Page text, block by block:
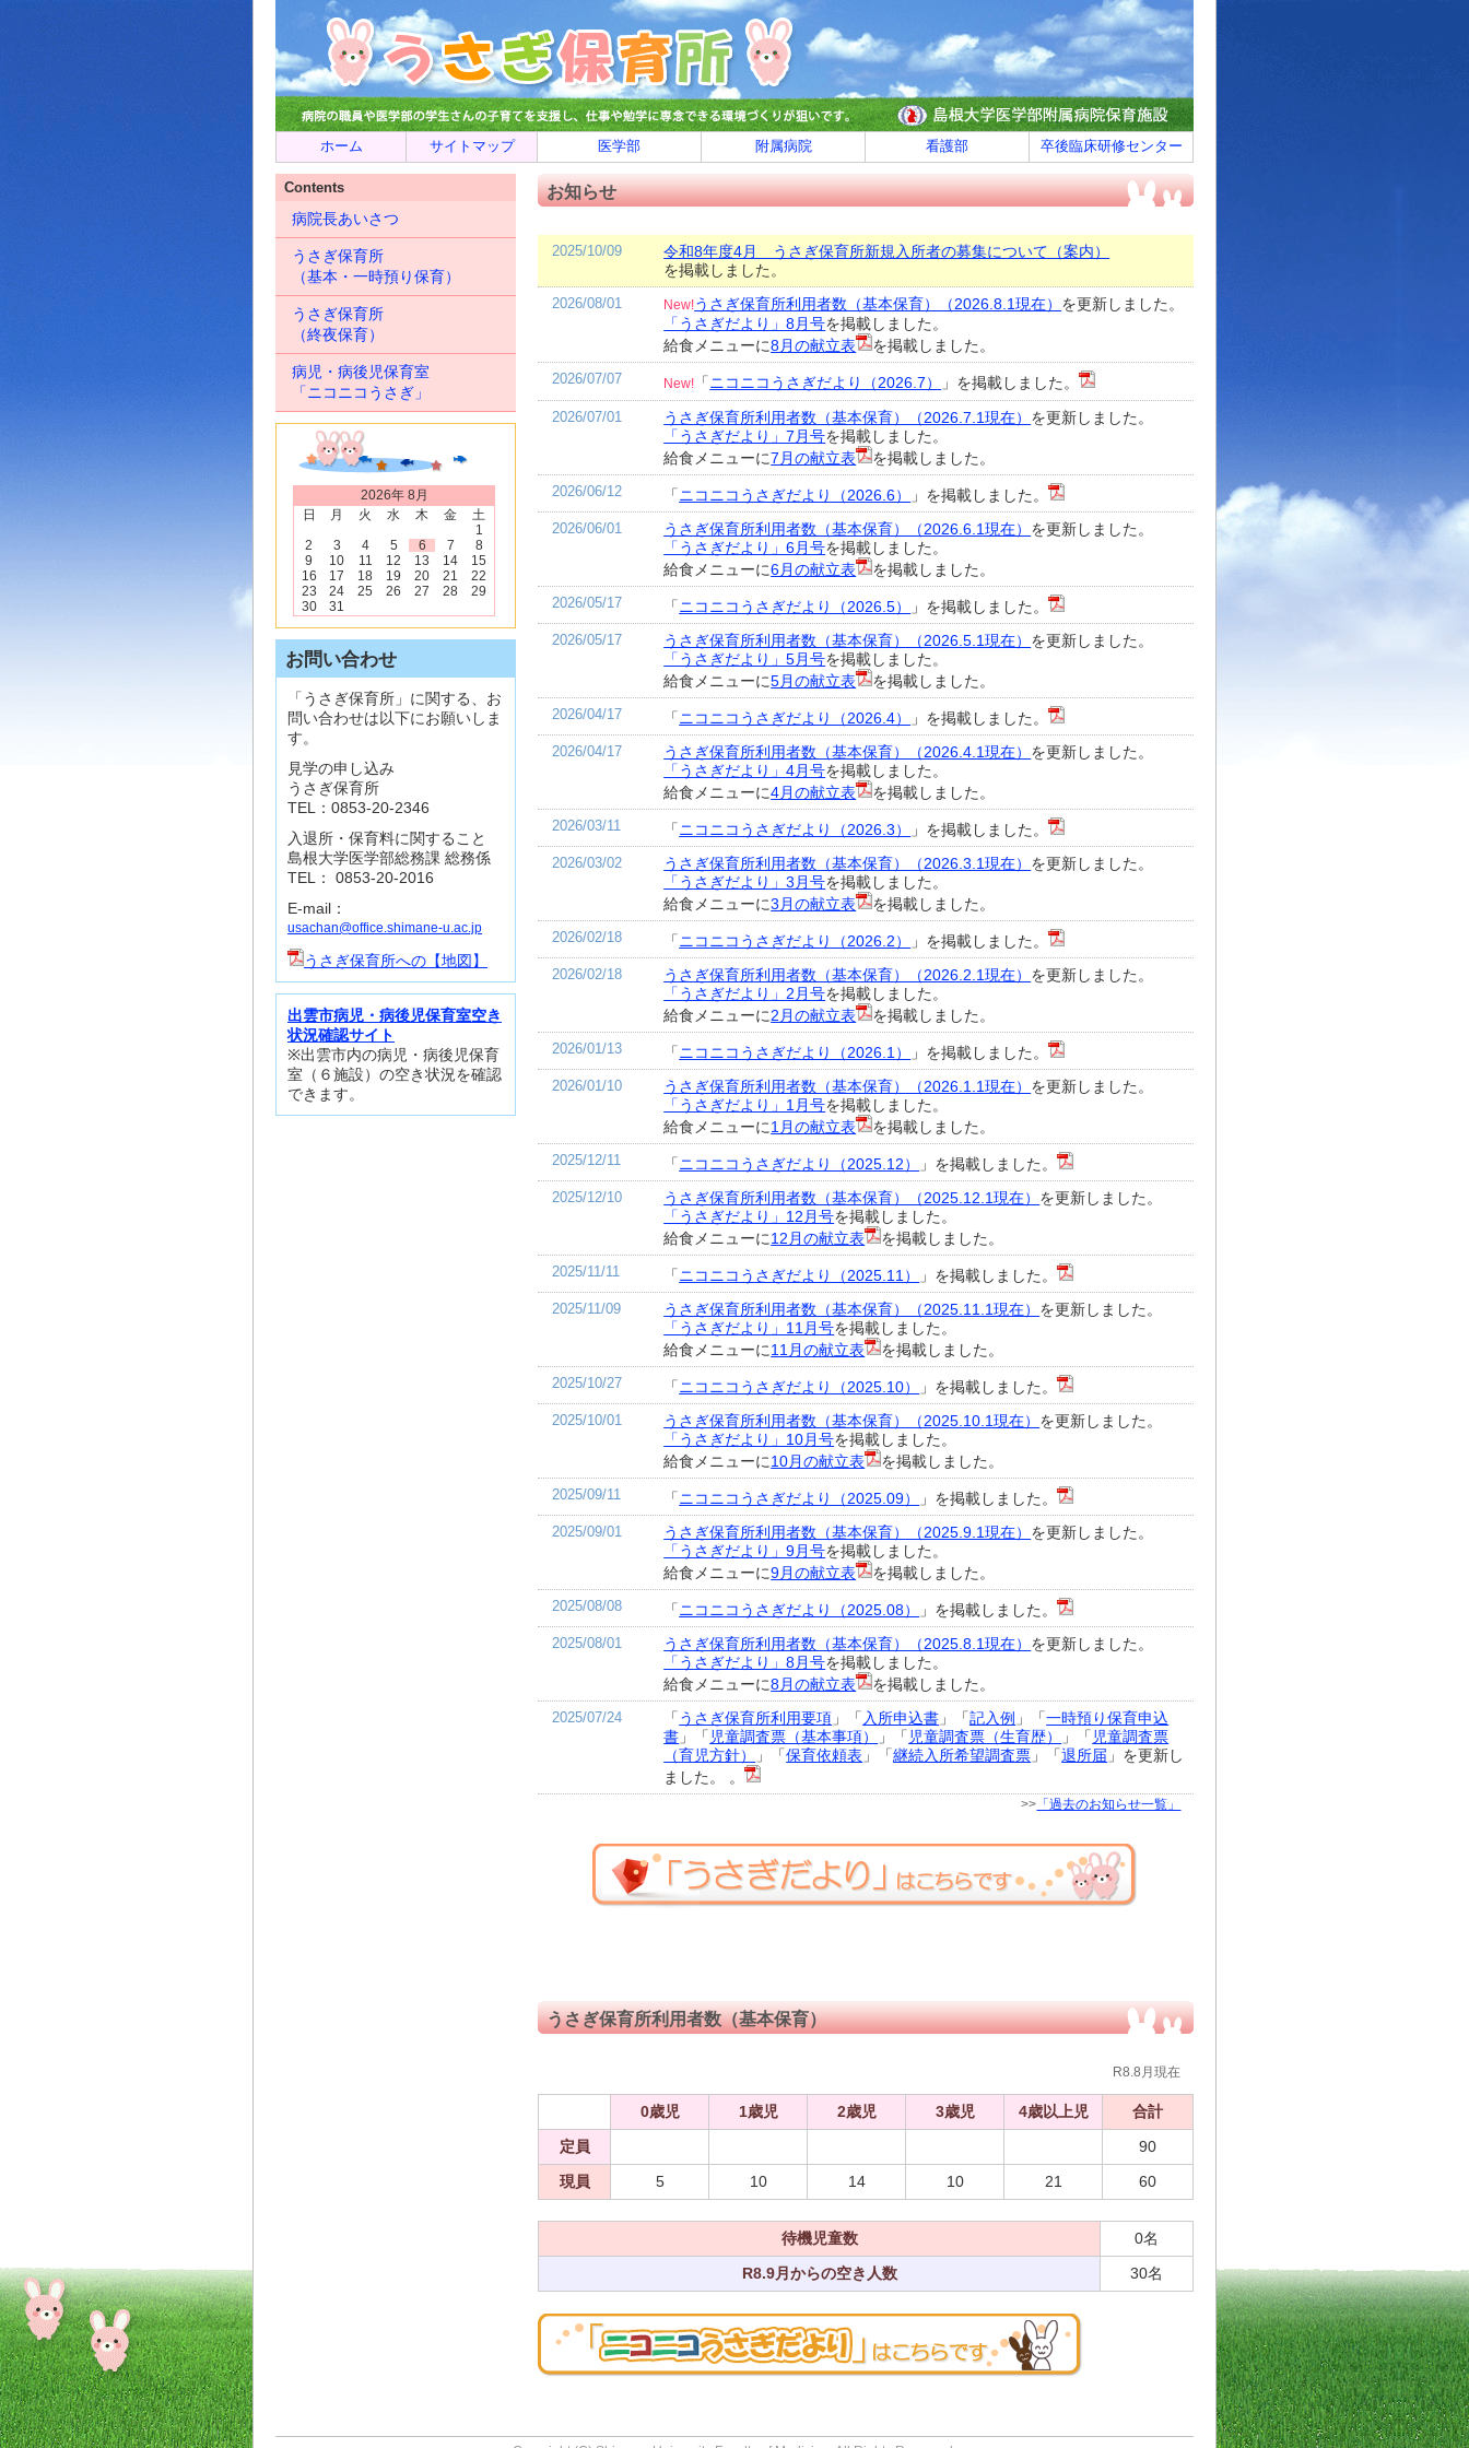
ホーム サイトマップ 医学部 附属病院 看護部 卒後臨床研修センター
お知らせ
2025/10/09
令和8年度4月 うさぎ保育所新規入所者の募集について（案内）
を掲載しました。
2026/08/01 New!うさぎ保育所利用者数（基本保育）（2026.8.1現在） を更新しました。
「うさぎだより」8月号を掲載しました。
給食メニューに8月の献立表 を掲載しました。
2026/07/07 New! 「ニコニコうさぎだより（2026.7） 」を掲載しました。
2026/07/01 うさぎ保育所利用者数（基本保育）（2026.7.1現在） を更新しました。
「うさぎだより」7月号を掲載しました。
給食メニューに7月の献立表 を掲載しました。
2026/06/12 「ニコニコうさぎだより（2026.6） 」を掲載しました。
2026/06/01 うさぎ保育所利用者数（基本保育）（2026.6.1現在） を更新しました。
「うさぎだより」6月号を掲載しました。
給食メニューに6月の献立表 を掲載しました。
2026/05/17 「ニコニコうさぎだより（2026.5） 」を掲載しました。
2026/05/17 うさぎ保育所利用者数（基本保育）（2026.5.1現在） を更新しました。
「うさぎだより」5月号を掲載しました。
給食メニューに5月の献立表 を掲載しました。
2026/04/17 「ニコニコうさぎだより（2026.4） 」を掲載しました。
2026/04/17 うさぎ保育所利用者数（基本保育）（2026.4.1現在） を更新しました。
「うさぎだより」4月号を掲載しました。
給食メニューに4月の献立表 を掲載しました。
2026/03/11 「ニコニコうさぎだより（2026.3） 」を掲載しました。
2026/03/02 うさぎ保育所利用者数（基本保育）（2026.3.1現在） を更新しました。
「うさぎだより」3月号を掲載しました。
給食メニューに3月の献立表 を掲載しました。
2026/02/18 「ニコニコうさぎだより（2026.2） 」を掲載しました。
2026/02/18 うさぎ保育所利用者数（基本保育）（2026.2.1現在） を更新しました。
「うさぎだより」2月号を掲載しました。
給食メニューに2月の献立表 を掲載しました。
2026/01/13 「ニコニコうさぎだより（2026.1） 」を掲載しました。
2026/01/10 うさぎ保育所利用者数（基本保育）（2026.1.1現在） を更新しました。
「うさぎだより」1月号を掲載しました。
給食メニューに1月の献立表 を掲載しました。
2025/12/11 「ニコニコうさぎだより（2025.12） 」を掲載しました。
2025/12/10 うさぎ保育所利用者数（基本保育）（2025.12.1現在） を更新しました。
「うさぎだより」12月号を掲載しました。
給食メニューに12月の献立表 を掲載しました。
2025/11/11 「ニコニコうさぎだより（2025.11） 」を掲載しました。
2025/11/09 うさぎ保育所利用者数（基本保育）（2025.11.1現在） を更新しました。
「うさぎだより」11月号を掲載しました。
給食メニューに11月の献立表 を掲載しました。
2025/10/27 「ニコニコうさぎだより（2025.10） 」を掲載しました。
2025/10/01 うさぎ保育所利用者数（基本保育）（2025.10.1現在） を更新しました。
「うさぎだより」10月号を掲載しました。
給食メニューに10月の献立表 を掲載しました。
2025/09/11 「ニコニコうさぎだより（2025.09） 」を掲載しました。
2025/09/01 うさぎ保育所利用者数（基本保育）（2025.9.1現在） を更新しました。
「うさぎだより」9月号を掲載しました。
給食メニューに9月の献立表 を掲載しました。
2025/08/08 「ニコニコうさぎだより（2025.08） 」を掲載しました。
2025/08/01 うさぎ保育所利用者数（基本保育）（2025.8.1現在） を更新しました。
「うさぎだより」8月号を掲載しました。
給食メニューに8月の献立表 を掲載しました。
2025/07/24 「 うさぎ保育所利用要項 」 「 入所申込書 」「記入例 」「一時預り保育申込
書 」「 児童調査票（基本事項） 」「 児童調査票（生育歴） 」「 児童調査票
（育児方針）
」「保育依頼表 」「継続入所希望調査票 」「退所届 」を更新し
ました。 。
>> 「過去のお知らせ一覧」
うさぎ保育所利用者数（基本保育）
R8.8月現在
0歳児 1歳児 2歳児 3歳児 4歳以上児
合計
定員
90
現員
5 10 14 10 21 60
待機児童数
0名
R8.9月からの空き人数
30名
Contents
病院長あいさつ
うさぎ保育所
（基本・一時預り保育）
うさぎ保育所
（終夜保育）
病児・病後児保育室
「ニコニコうさぎ」
2026年 8月
日
月 火 水 木 金
土
1
2
3 4 5 6 7
8
9
10 11 12 13 14
15
16
17 18 19 20 21
22
23
24 25 26 27 28
29
30
31
お問い合わせ
「うさぎ保育所」に関する、お
問い合わせは以下にお願いしま
す。
見学の申し込み
うさぎ保育所
TEL：0853-20-2346
入退所・保育料に関すること
島根大学医学部総務課 総務係
TEL： 0853-20-2016
E-mail：
usachan@office.shimane-u.ac.jp
うさぎ保育所への【地図】
出雲市病児・病後児保育室空き
状況確認サイト
※出雲市内の病児・病後児保育
室（６施設）の空き状況を確認
できます。